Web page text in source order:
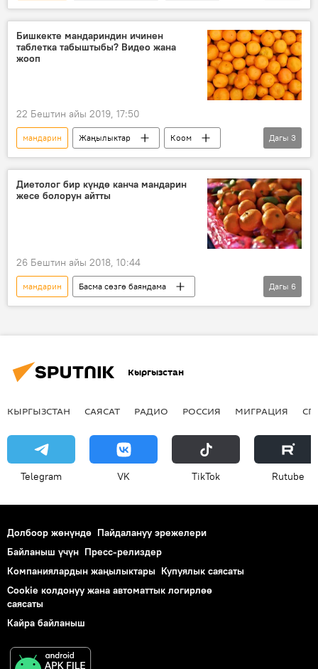
Дүйнөдө
диетолог
аллергия
цитрус
Бишкекте мандариндин ичинен
таблетка табыштыбы? Видео жана
жооп
22 Бештин айы 2019, 17:50
мандарин Жаңылыктар
Коом
Дүйнөдө
Кыргызстан Россия
Дагы 3
Диетолог бир күндө канча мандарин
жесе болорун айтты
26 Бештин айы 2018, 10:44
мандарин
Басма сөзгө баяндама
Дүйнөдө
Коом
Жаңылыктар
Дагы 6
Кыргызстан
КЫРГЫЗСТАН САЯСАТ РАДИО РОССИЯ МИГРАЦИЯ
Telegram VK ТikТоk Rutube
Долбоор жөнүндө Пайдалануу эрежелери
Байланыш үчүн Пресс-релиздер
Компаниялардын жаңылыктары Купуялык саясаты
Cookie колдонуу жана автоматтык логирлөө
саясаты
Кайра байланыш